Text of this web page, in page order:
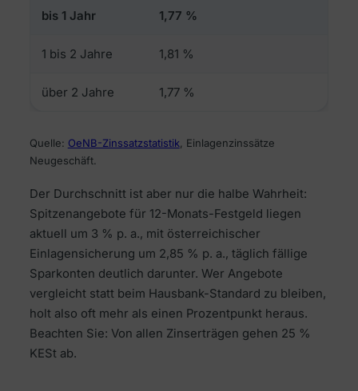
bis 1 Jahr 1,77 %
1 bis 2 Jahre 1,81 %
über 2 Jahre 1,77 %
Quelle: OeNB-Zinssatzstatistik , Einlagenzinssätze
Neugeschäft.
Der Durchschnitt ist aber nur die halbe Wahrheit:
Spitzenangebote für 12-Monats-Festgeld liegen
aktuell um 3 % p. a., mit österreichischer
Einlagensicherung um 2,85 % p. a., täglich fällige
Sparkonten deutlich darunter. Wer Angebote
vergleicht statt beim Hausbank-Standard zu bleiben,
holt also oft mehr als einen Prozentpunkt heraus.
Beachten Sie: Von allen Zinserträgen gehen 25 %
KESt ab.